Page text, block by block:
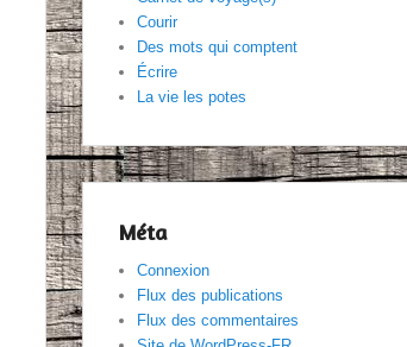
Courir
Des mots qui comptent
Écrire
La vie les potes
Méta
Connexion
Flux des publications
Flux des commentaires